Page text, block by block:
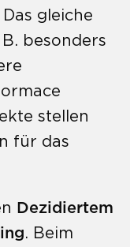
gleiche
besonders
stellen
für das
Dezidiertem
. Beim